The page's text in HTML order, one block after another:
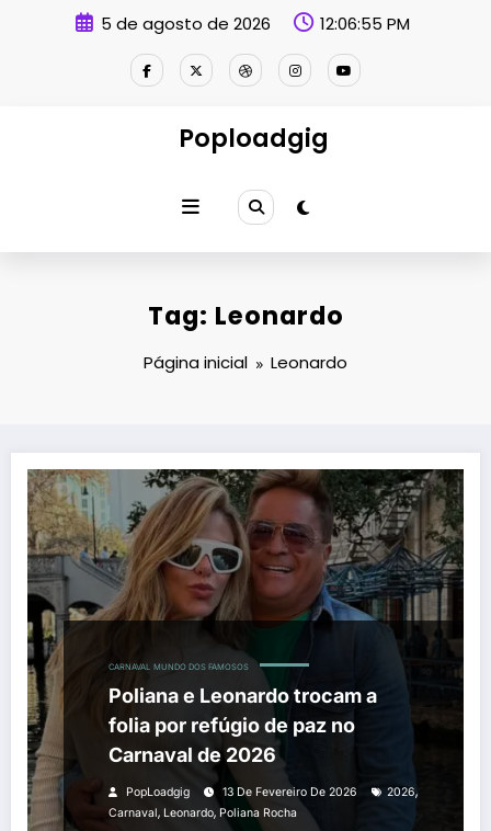
5 de agosto de 2026 12:06:55 PM
Poploadgig
Tag: Leonardo
Página inicial Leonardo
CARNAVAL MUNDO DOS FAMOSOS
Poliana e Leonardo trocam a
folia por refúgio de paz no
Carnaval de 2026
PopLoadgig 13 De Fevereiro De 2026 2026,
Carnaval, Leonardo, Poliana Rocha